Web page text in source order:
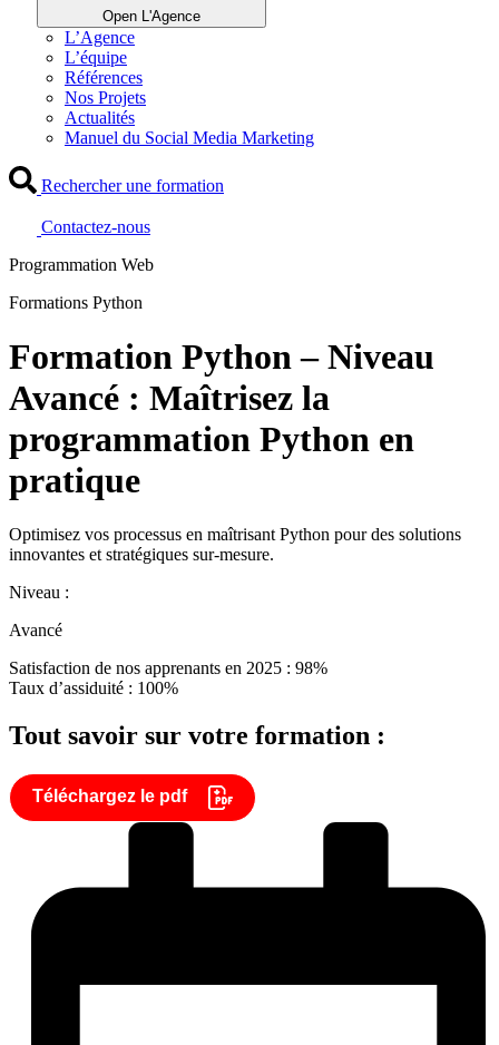
Open L'Agence
L’Agence
L’équipe
Références
Nos Projets
Actualités
Manuel du Social Media Marketing
Rechercher une formation
Contactez-nous
Programmation Web
Formations Python
Formation Python – Niveau
Avancé : Maîtrisez la
programmation Python en
pratique
Optimisez vos processus en maîtrisant Python pour des solutions
innovantes et stratégiques sur-mesure.
Niveau :
Avancé
Satisfaction de nos apprenants en 2025 : 98%
Taux d’assiduité : 100%
Tout savoir sur votre formation :
Téléchargez le pdf